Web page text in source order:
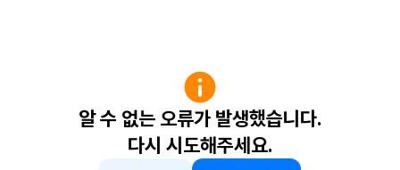
알 수 없는 오류가 발생했습니다.
다시 시도해주세요.